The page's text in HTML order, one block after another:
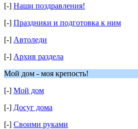
[-] Наши поздравления!
[-] Праздники и подготовка к ним
[-] Автоледи
[-] Архив раздела
Мой дом - моя крепость!
[-] Мой дом
[-] Досуг дома
[-] Своими руками